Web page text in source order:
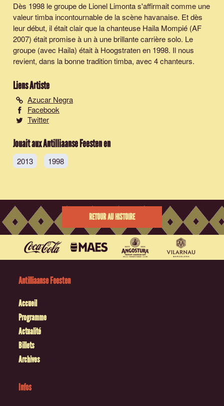
Dès 1998 le groupe de Lionel Limonta s'affirmait comme une
valeur timba incontournable de la scène havanaise. Et dès
leur début, il était clair que la chanteuse Haila Mompié (AF
2007) était promise à un à une brillante carrière solo. Le
groupe (avec Haila) était à Hoogstraten en 1998. Il nous
revient, dans la bonne tradition timba, avec 4 chanteurs.
Liens Artiste
Azucar Negra
Facebook
Twitter
Jouait aux Antilliaanse Feesten en
2013 1998
RETOUR AU HISTOIRE
Antilliaanse Feesten
Accueil
Programme
Actualité
Billets
Archives
Infos